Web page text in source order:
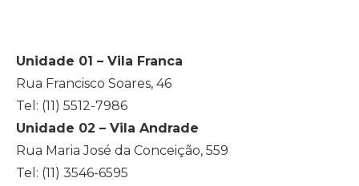
Unidade 01 – Vila Franca
Rua Francisco Soares, 46
Tel: (11) 5512-7986
Unidade 02 – Vila Andrade
Rua Maria José da Conceição, 559
Tel: (11) 3546-6595